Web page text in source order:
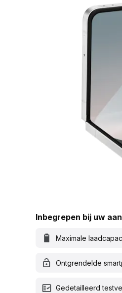
Inbegrepen bij uw
Maximale
Ontgrendelde
Gedetailleerd